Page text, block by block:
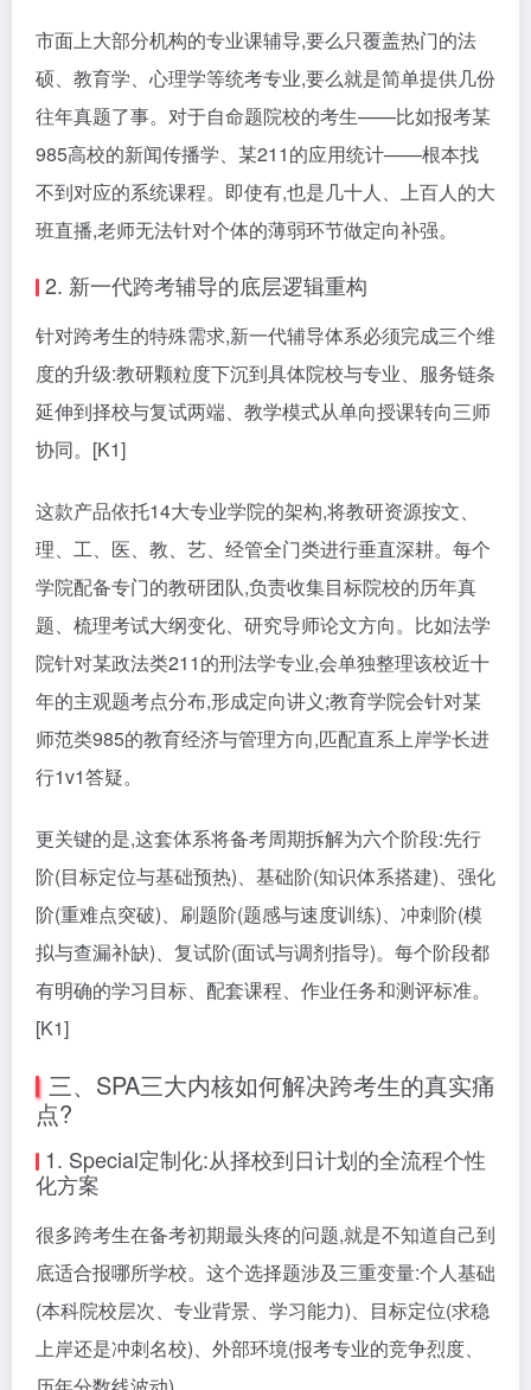
市面上大部分机构的专业课辅导,要么只覆盖热门的法
硕、教育学、心理学等统考专业,要么就是简单提供几份
往年真题了事。对于自命题院校的考生——比如报考某
985高校的新闻传播学、某211的应用统计——根本找
不到对应的系统课程。即使有,也是几十人、上百人的大
班直播,老师无法针对个体的薄弱环节做定向补强。
2. 新一代跨考辅导的底层逻辑重构
针对跨考生的特殊需求,新一代辅导体系必须完成三个维
度的升级:教研颗粒度下沉到具体院校与专业、服务链条
延伸到择校与复试两端、教学模式从单向授课转向三师
协同。[K1]
这款产品依托14大专业学院的架构,将教研资源按文、
理、工、医、教、艺、经管全门类进行垂直深耕。每个
学院配备专门的教研团队,负责收集目标院校的历年真
题、梳理考试大纲变化、研究导师论文方向。比如法学
院针对某政法类211的刑法学专业,会单独整理该校近十
年的主观题考点分布,形成定向讲义;教育学院会针对某
师范类985的教育经济与管理方向,匹配直系上岸学长进
行1v1答疑。
更关键的是,这套体系将备考周期拆解为六个阶段:先行
阶(目标定位与基础预热)、基础阶(知识体系搭建)、强化
阶(重难点突破)、刷题阶(题感与速度训练)、冲刺阶(模
拟与查漏补缺)、复试阶(面试与调剂指导)。每个阶段都
有明确的学习目标、配套课程、作业任务和测评标准。
[K1]
三、SPA三大内核如何解决跨考生的真实痛
点?
1. Special定制化:从择校到日计划的全流程个性
化方案
很多跨考生在备考初期最头疼的问题,就是不知道自己到
底适合报哪所学校。这个选择题涉及三重变量:个人基础
(本科院校层次、专业背景、学习能力)、目标定位(求稳
上岸还是冲刺名校)、外部环境(报考专业的竞争烈度、